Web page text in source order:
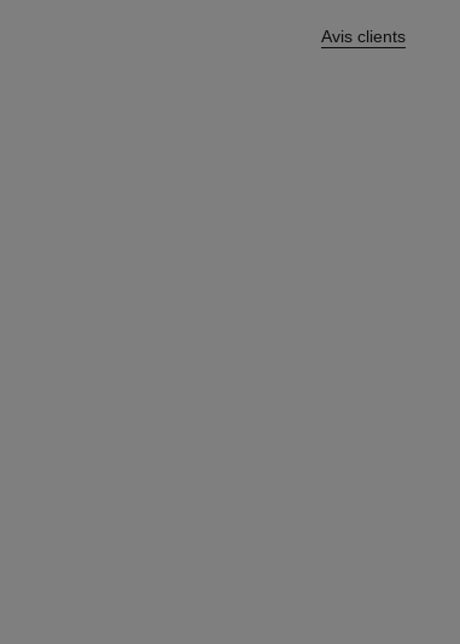
Avis clients